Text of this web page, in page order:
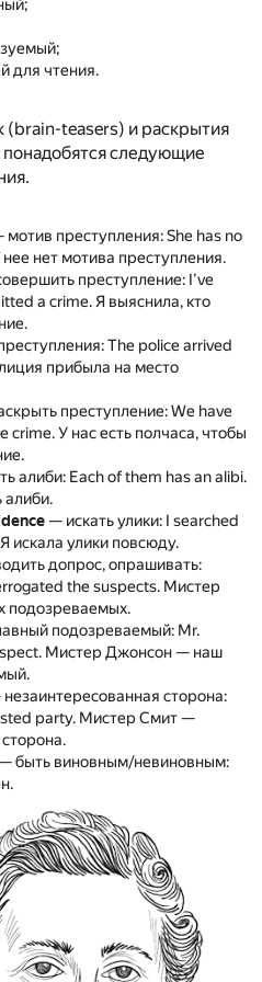
для чтения.
teasers) и раскрытия
следующие
мотив преступления: She has no
нет мотива преступления.
преступление: I’ve
a crime. Я выяснила, кто
The police arrived
прибыла на место
преступление: We have
crime. У нас есть полчаса, чтобы
алиби: Each of them has an alibi.
алиби.
— искать улики: I searched
искала улики повсюду.
допрос, опрашивать:
the suspects. Мистер
подозреваемых.
подозреваемый: Mr.
Мистер Джонсон — наш
сторона:
party. Мистер Смит —
быть виновным/невиновным: